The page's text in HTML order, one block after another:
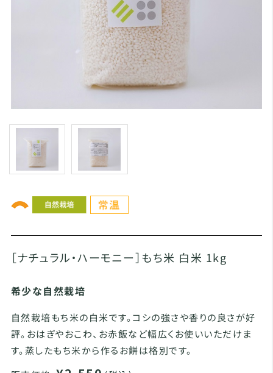
［ナチュラル・ハーモニー］もち米 白米 1kg
希少な自然栽培
自然栽培もち米の白米です。コシの強さや香りの良さが好
評。おはぎやおこわ、お赤飯など幅広くお使いいただけま
す。蒸したもち米から作るお餅は格別です。